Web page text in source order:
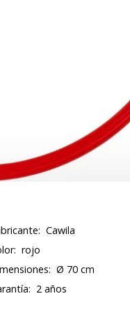
Cawila
rojo
Ø 70 cm
2 años